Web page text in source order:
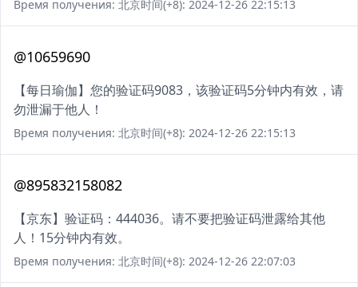
Время получения: 北京时间(+8): 2024-12-26 22:15:13
@10659690
【每日瑜伽】您的验证码9083，该验证码5分钟内有效，请
勿泄漏于他人！
Время получения: 北京时间(+8): 2024-12-26 22:15:13
@895832158082
【京东】验证码：444036。请不要把验证码泄露给其他
人！15分钟内有效。
Время получения: 北京时间(+8): 2024-12-26 22:07:03